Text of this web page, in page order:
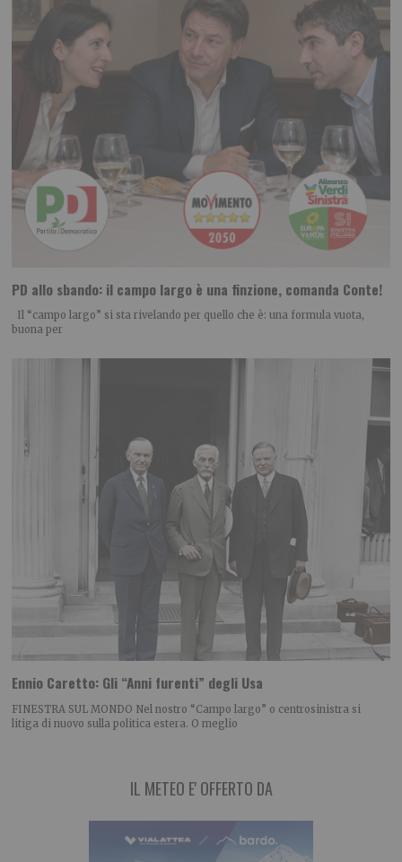
PD allo sbando: il campo largo è una finzione, comanda Conte!
Il “campo largo” si sta rivelando per quello che è: una formula vuota,
buona per
Ennio Caretto: Gli “Anni furenti” degli Usa
FINESTRA SUL MONDO Nel nostro “Campo largo” o centrosinistra si
litiga di nuovo sulla politica estera. O meglio
IL METEO E' OFFERTO DA